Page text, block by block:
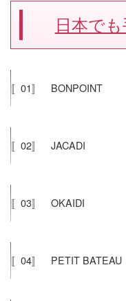
日本で
〚01〛 BONPOINT
〚02〛 JACADI
〚03〛 OKAIDI
〚04〛 PETIT BATEAU